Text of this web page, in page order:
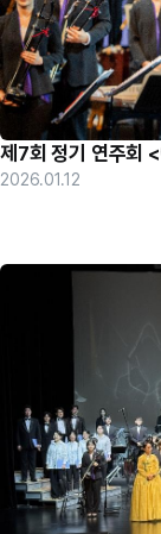
제7회 정기 연주회
2026.01.12